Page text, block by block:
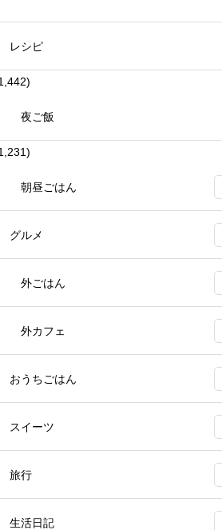
レシピ
夜ご飯
朝昼ごはん
グルメ
外ごはん
外カフェ
おうちごはん
スイーツ
旅行
生活日記